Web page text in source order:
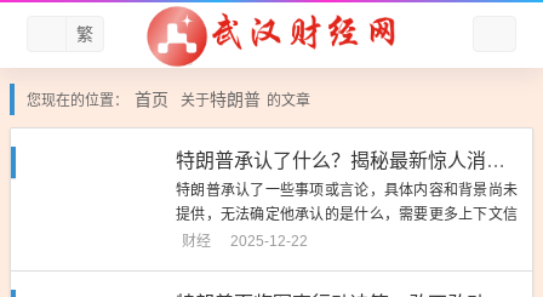
繁
您现在的位置： 首页 关于特朗普 的文章
特朗普承认了什么？揭秘最新惊人消息！
特朗普承认了一些事项或言论，具体内容和背景尚未
提供，无法确定他承认的是什么，需要更多上下文信
息才能准确摘要。...
财经 2025-12-22